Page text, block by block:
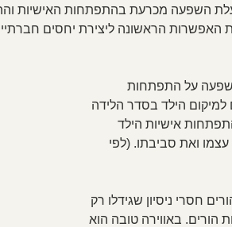
השפעה מכרעת בהתפתחות האישיות
האפשרות הראשונה ליצירת יחסים
על התפתחות
הילד בסדר הלידה
אישיות הילד
ואת סביבתו. (לפי
חסרי ניסיון שגידלו רק
הורים. באווירה טובה הוא